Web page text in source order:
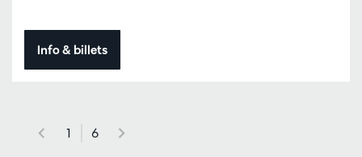
Info & billets
1 6